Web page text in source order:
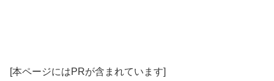
[本ページにはPRが含まれています]